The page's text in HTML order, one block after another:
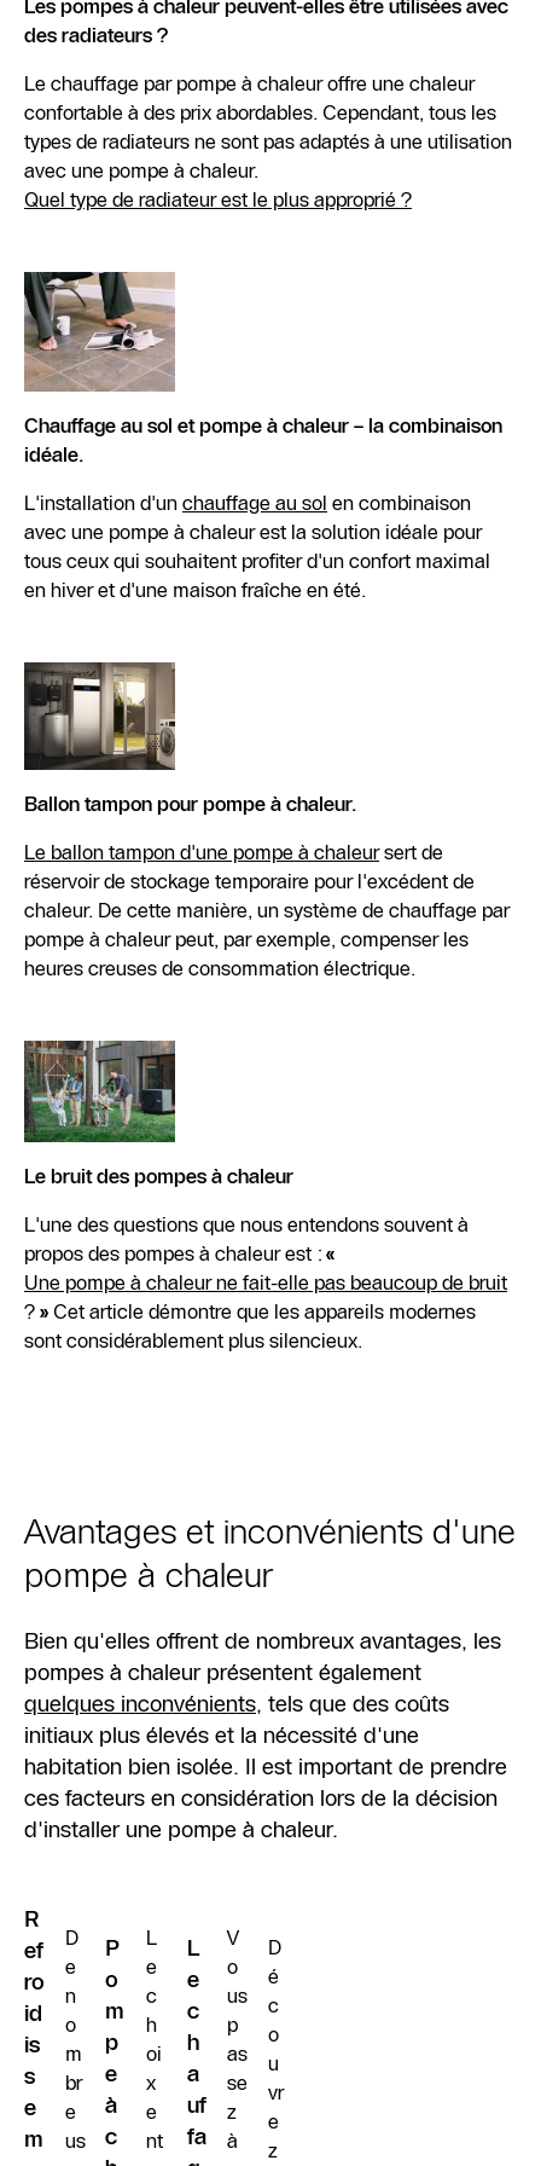
Les pompes à chaleur peuvent-elles être utilisées avec
des radiateurs ?
Le chauffage par pompe à chaleur offre une chaleur
confortable à des prix abordables. Cependant, tous les
types de radiateurs ne sont pas adaptés à une utilisation
avec une pompe à chaleur.
Quel type de radiateur est le plus approprié ?
Chauffage au sol et pompe à chaleur – la combinaison
idéale.
L'installation d'un chauffage au sol en combinaison
avec une pompe à chaleur est la solution idéale pour
tous ceux qui souhaitent profiter d'un confort maximal
en hiver et d'une maison fraîche en été.
Ballon tampon pour pompe à chaleur.
Le ballon tampon d'une pompe à chaleursert de
réservoir de stockage temporaire pour l'excédent de
chaleur. De cette manière, un système de chauffage par
pompe à chaleur peut, par exemple, compenser les
heures creuses de consommation électrique.
Le bruit des pompes à chaleur
L'une des questions que nous entendons souvent à
propos des pompes à chaleur est : «
Une pompe à chaleur ne fait-elle pas beaucoup de bruit
? » Cet article démontre que les appareils modernes
sont considérablement plus silencieux.
Avantages et inconvénients d'une
pompe à chaleur
Bien qu'elles offrent de nombreux avantages, les
pompes à chaleur présentent également
quelques inconvénients, tels que des coûts
initiaux plus élevés et la nécessité d'une
habitation bien isolée. Il est important de prendre
ces facteurs en considération lors de la décision
d'installer une pompe à chaleur.
R
ef
ro
id
is
s
e
m
D
e
n
o
m
br
e
us
P
o
m
p
e
à
c
L
e
c
h
oi
x
e
nt
L
e
c
h
a
uf
fa
V
o
us
p
as
se
z
à
D
é
c
o
u
vr
e
z